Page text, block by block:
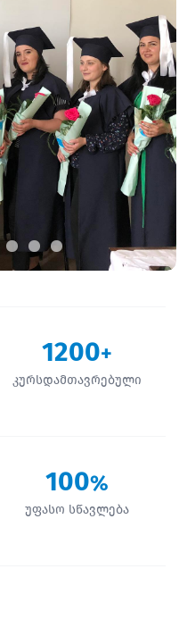
1200+
კურსდამთავრებული
100%
უფასო სწავლება